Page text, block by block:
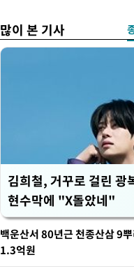
많이 본 기사
김희철, 거꾸로 걸린 광
현수막에 "X돌았네"
백운산서 80년근 천종산삼 9
1.3억원